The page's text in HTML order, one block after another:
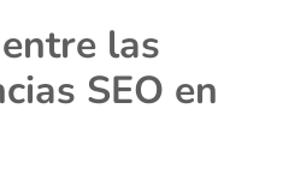
las
SEO en